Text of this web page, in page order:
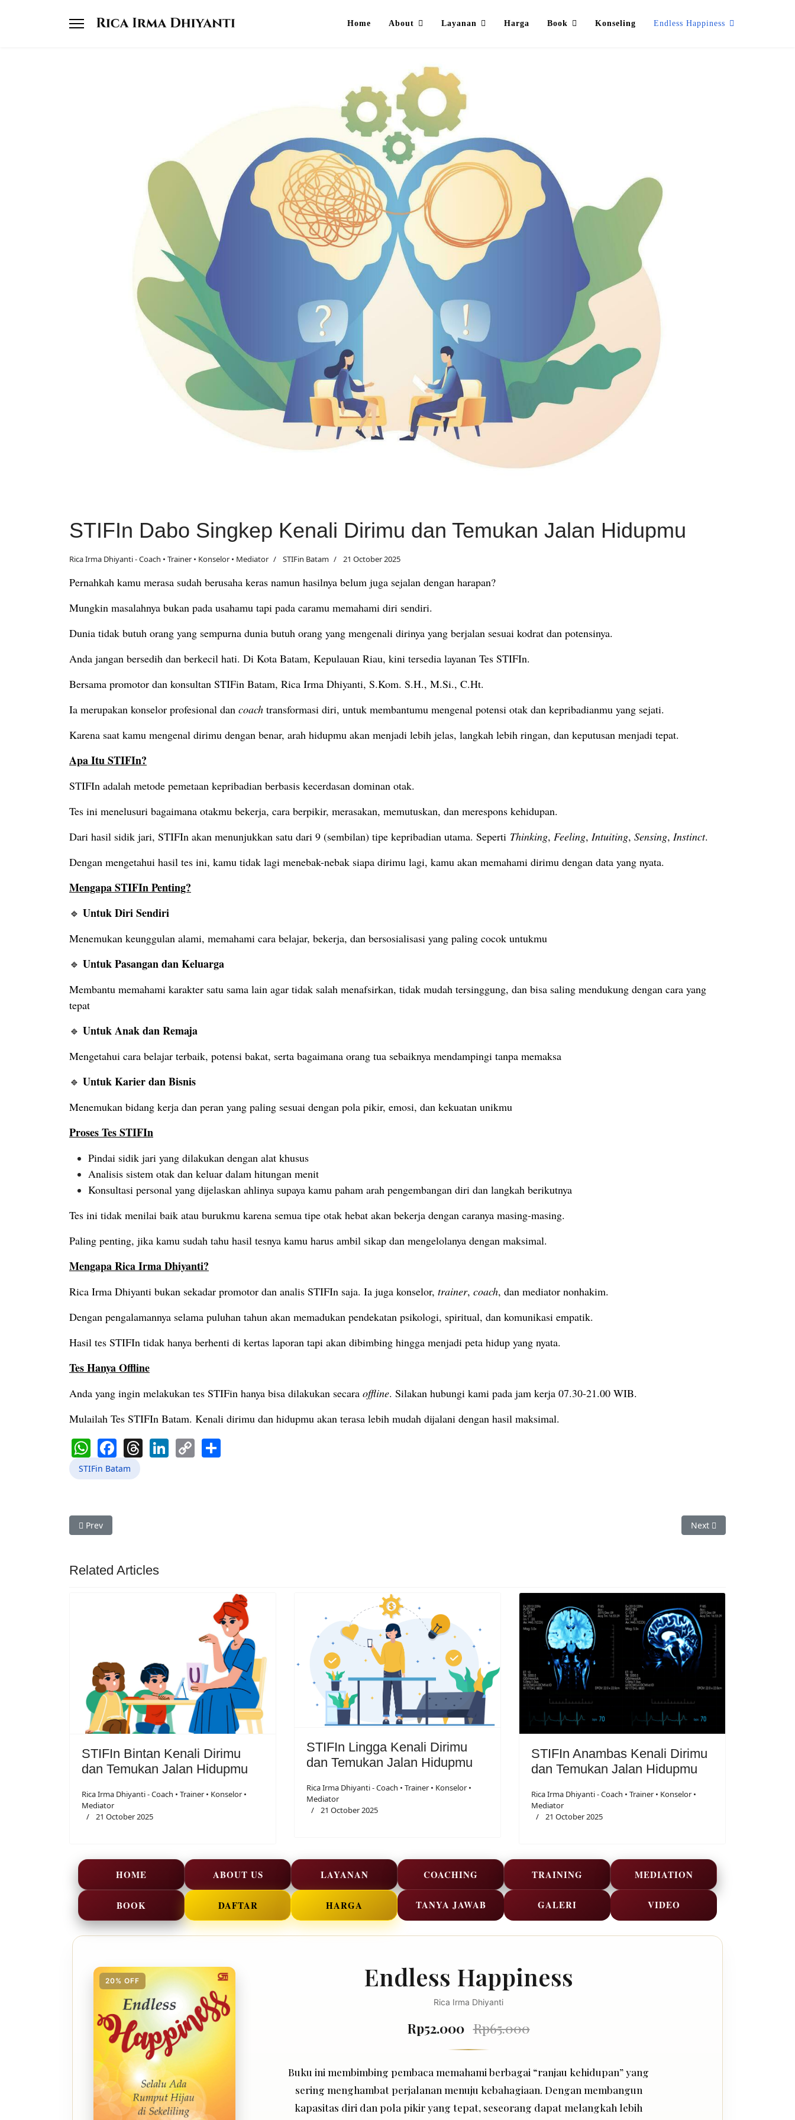
Home About Layanan Harga Book Konseling Endless Happiness
STIFIn Dabo Singkep Kenali Dirimu dan Temukan Jalan Hidupmu
Rica Irma Dhiyanti - Coach • Trainer • Konselor • Mediator STIFin Batam 21 October 2025
Pernahkah kamu merasa sudah berusaha keras namun hasilnya belum juga sejalan dengan harapan?
Mungkin masalahnya bukan pada usahamu tapi pada caramu memahami diri sendiri.
Dunia tidak butuh orang yang sempurna dunia butuh orang yang mengenali dirinya yang berjalan sesuai kodrat dan potensinya.
Anda jangan bersedih dan berkecil hati. Di Kota Batam, Kepulauan Riau, kini tersedia layanan Tes STIFIn.
Bersama promotor dan konsultan STIFin Batam, Rica Irma Dhiyanti, S.Kom. S.H., M.Si., C.Ht.
Ia merupakan konselor profesional dan coach transformasi diri, untuk membantumu mengenal potensi otak dan kepribadianmu yang sejati.
Karena saat kamu mengenal dirimu dengan benar, arah hidupmu akan menjadi lebih jelas, langkah lebih ringan, dan keputusan menjadi tepat.
Apa Itu STIFIn?
STIFIn adalah metode pemetaan kepribadian berbasis kecerdasan dominan otak.
Tes ini menelusuri bagaimana otakmu bekerja, cara berpikir, merasakan, memutuskan, dan merespons kehidupan.
Dari hasil sidik jari, STIFIn akan menunjukkan satu dari 9 (sembilan) tipe kepribadian utama. Seperti Thinking, Feeling, Intuiting, Sensing, Instinct.
Dengan mengetahui hasil tes ini, kamu tidak lagi menebak-nebak siapa dirimu lagi, kamu akan memahami dirimu dengan data yang nyata.
Mengapa STIFIn Penting?
🔹 Untuk Diri Sendiri
Menemukan keunggulan alami, memahami cara belajar, bekerja, dan bersosialisasi yang paling cocok untukmu
🔹 Untuk Pasangan dan Keluarga
Membantu memahami karakter satu sama lain agar tidak salah menafsirkan, tidak mudah tersinggung, dan bisa saling mendukung dengan cara yang
tepat
🔹 Untuk Anak dan Remaja
Mengetahui cara belajar terbaik, potensi bakat, serta bagaimana orang tua sebaiknya mendampingi tanpa memaksa
🔹 Untuk Karier dan Bisnis
Menemukan bidang kerja dan peran yang paling sesuai dengan pola pikir, emosi, dan kekuatan unikmu
Proses Tes STIFIn
Pindai sidik jari yang dilakukan dengan alat khusus
Analisis sistem otak dan keluar dalam hitungan menit
Konsultasi personal yang dijelaskan ahlinya supaya kamu paham arah pengembangan diri dan langkah berikutnya
Tes ini tidak menilai baik atau burukmu karena semua tipe otak hebat akan bekerja dengan caranya masing-masing.
Paling penting, jika kamu sudah tahu hasil tesnya kamu harus ambil sikap dan mengelolanya dengan maksimal.
Mengapa Rica Irma Dhiyanti?
Rica Irma Dhiyanti bukan sekadar promotor dan analis STIFIn saja. Ia juga konselor, trainer, coach, dan mediator nonhakim.
Dengan pengalamannya selama puluhan tahun akan memadukan pendekatan psikologi, spiritual, dan komunikasi empatik.
Hasil tes STIFIn tidak hanya berhenti di kertas laporan tapi akan dibimbing hingga menjadi peta hidup yang nyata.
Tes Hanya Offline
Anda yang ingin melakukan tes STIFin hanya bisa dilakukan secara offline. Silakan hubungi kami pada jam kerja 07.30-21.00 WIB.
Mulailah Tes STIFIn Batam. Kenali dirimu dan hidupmu akan terasa lebih mudah dijalani dengan hasil maksimal.
WhatsApp
Facebook
Threads
LinkedIn
Copy
Link
STIFin Batam
Previous article: STIFIn Bintan Kenali Dirimu dan Temukan Jalan Hidupmu
Prev Next article: STIFIn
Next
Related Articles
STIFIn Bintan Kenali Dirimu
dan Temukan Jalan Hidupmu
Rica Irma Dhiyanti - Coach • Trainer • Konselor •
Mediator
21 October 2025
STIFIn Lingga Kenali Dirimu
dan Temukan Jalan Hidupmu
Rica Irma Dhiyanti - Coach • Trainer • Konselor •
Mediator
21 October 2025
STIFIn Anambas Kenali Dirimu
dan Temukan Jalan Hidupmu
Rica Irma Dhiyanti - Coach • Trainer • Konselor •
Mediator
21 October 2025
HOME ABOUT US LAYANAN COACHING TRAINING MEDIATION
BOOK DAFTAR HARGA TANYA JAWAB GALERI VIDEO
20% OFF Endless Happiness
Rica Irma Dhiyanti
Rp52.000 Rp65.000
Buku ini membimbing pembaca memahami berbagai “ranjau kehidupan” yang
sering menghambat perjalanan menuju kebahagiaan. Dengan membangun
kapasitas diri dan pola pikir yang tepat, seseorang dapat melangkah lebih